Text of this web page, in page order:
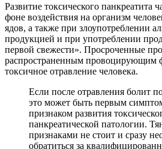
Развитие токсического панкреатита
фоне воздействия на организм
ядов, а также при злоупотреблении
продукцией и при употреблении
первой свежести». Просроченные
распространенным
токсичное отравление человека.
Если после отравления болит
это может быть первым
признаком развития
панкреатической патологии.
признаками не стоит и сразу
обратиться за